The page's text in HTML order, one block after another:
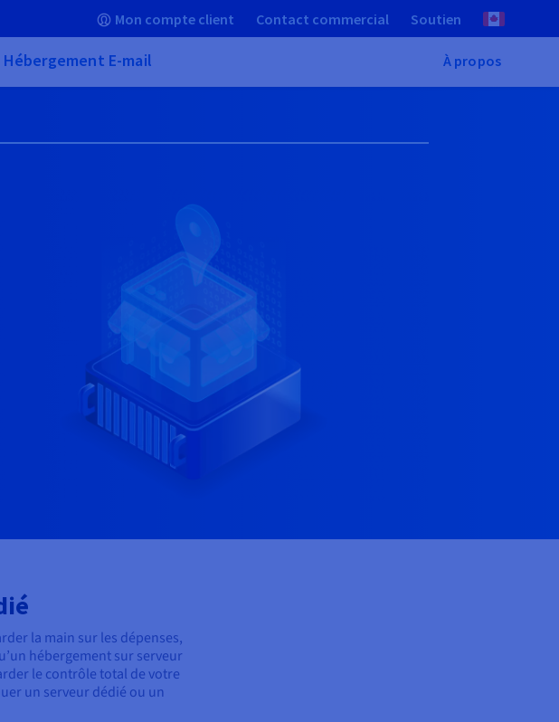
Mon compte client Contact commercial Soutien
Hébergement E-mail À propos
la main sur les dépenses,
hébergement sur serveur
le contrôle total de votre
un serveur dédié ou un